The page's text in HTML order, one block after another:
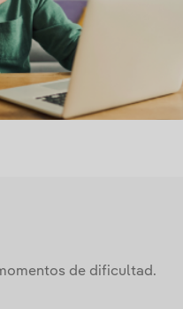
de dificultad.